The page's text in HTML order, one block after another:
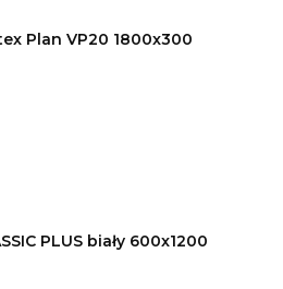
Plan VP20 1800x300
PLUS biały 600x1200